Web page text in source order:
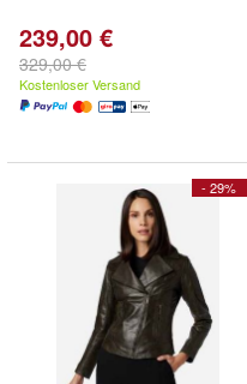
239,00 €
329,00 €
Kostenloser Versand
- 29%